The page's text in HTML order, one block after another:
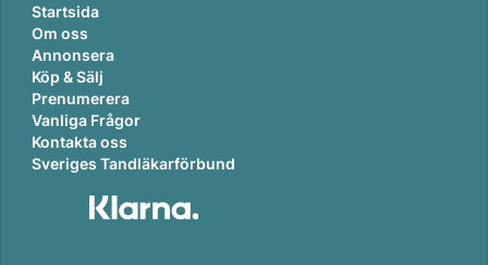
Startsida
Om oss
Annonsera
Köp & Sälj
Prenumerera
Vanliga Frågor
Kontakta oss
Sveriges Tandläkarförbund